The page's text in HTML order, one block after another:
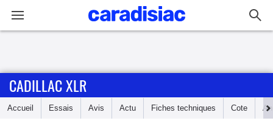
Accueil
CADILLAC XLR
Accueil Essais Avis Actu Fiches techniques Cote